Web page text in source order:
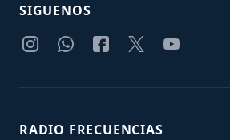
SIGUENOS
RADIO FRECUENCIAS